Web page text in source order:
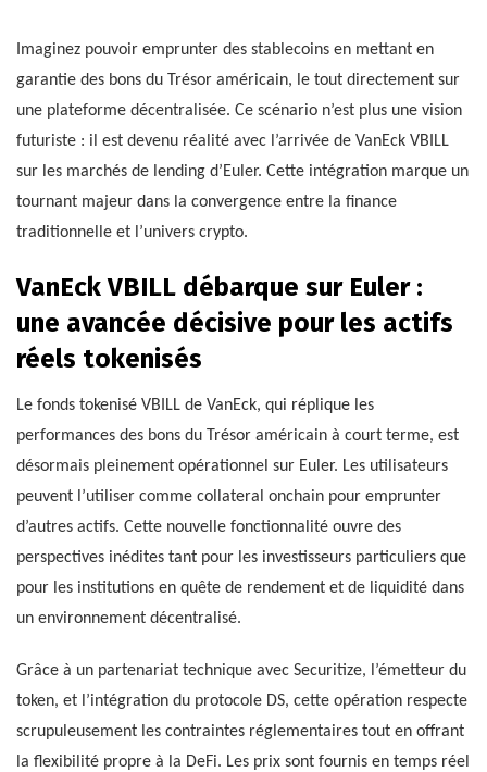
Imaginez pouvoir emprunter des stablecoins en mettant en
garantie des bons du Trésor américain, le tout directement sur
une plateforme décentralisée. Ce scénario n’est plus une vision
futuriste : il est devenu réalité avec l’arrivée de VanEck VBILL
sur les marchés de lending d’Euler. Cette intégration marque un
tournant majeur dans la convergence entre la finance
traditionnelle et l’univers crypto.
VanEck VBILL débarque sur Euler :
une avancée décisive pour les actifs
réels tokenisés
Le fonds tokenisé VBILL de VanEck, qui réplique les
performances des bons du Trésor américain à court terme, est
désormais pleinement opérationnel sur Euler. Les utilisateurs
peuvent l’utiliser comme collateral onchain pour emprunter
d’autres actifs. Cette nouvelle fonctionnalité ouvre des
perspectives inédites tant pour les investisseurs particuliers que
pour les institutions en quête de rendement et de liquidité dans
un environnement décentralisé.
Grâce à un partenariat technique avec Securitize, l’émetteur du
token, et l’intégration du protocole DS, cette opération respecte
scrupuleusement les contraintes réglementaires tout en offrant
la flexibilité propre à la DeFi. Les prix sont fournis en temps réel